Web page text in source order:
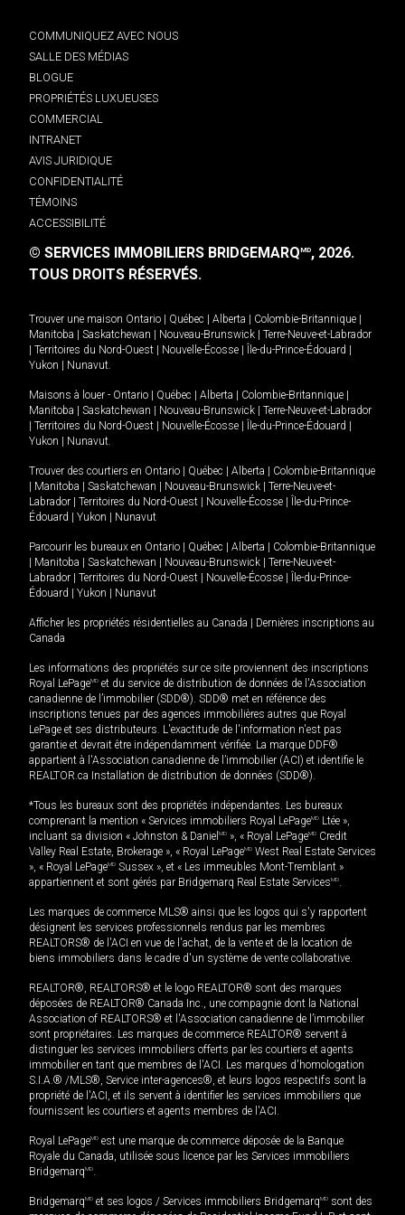
COMMUNIQUEZ AVEC NOUS
SALLE DES MÉDIAS
BLOGUE
PROPRIÉTÉS LUXUEUSES
COMMERCIAL
INTRANET
AVIS JURIDIQUE
CONFIDENTIALITÉ
TÉMOINS
ACCESSIBILITÉ
© SERVICES IMMOBILIERS BRIDGEMARQMD, 2026.
TOUS DROITS RÉSERVÉS.
Trouver une maison Ontario Québec Alberta Colombie-Britannique
Manitoba
Saskatchewan Nouveau-Brunswick
Terre-Neuve-et-Labrador
Territoires du Nord-Ouest Nouvelle-Écosse Île-du-Prince-Édouard
Yukon
Nunavut.
Maisons à louer - Ontario Québec Alberta Colombie-Britannique
Manitoba
Saskatchewan Nouveau-Brunswick
Terre-Neuve-et-Labrador
Territoires du Nord-Ouest Nouvelle-Écosse Île-du-Prince-Édouard
Yukon
Nunavut.
Trouver des courtiers en Ontario Québec Alberta
Colombie-Britannique
Manitoba Saskatchewan Nouveau-Brunswick
Terre-Neuve-et-
Labrador
Territoires du Nord-Ouest Nouvelle-Écosse
Île-du-Prince-
Édouard
Yukon Nunavut
Parcourir les bureaux en Ontario Québec Alberta
Colombie-Britannique
Manitoba Saskatchewan Nouveau-Brunswick
Terre-Neuve-et-
Labrador
Territoires du Nord-Ouest Nouvelle-Écosse
Île-du-Prince-
Édouard
Yukon Nunavut
Afficher les propriétés résidentielles au Canada
Dernières inscriptions au
Canada
Les informations des propriétés sur ce site proviennent des inscriptions
Royal LePageMD et du service de distribution de données de l'Association
canadienne de l’immobilier (SDD®). SDD® met en référence des
inscriptions tenues par des agences immobilières autres que Royal
LePage et ses distributeurs. L'exactitude de l'information n'est pas
garantie et devrait être indépendamment vérifiée. La marque DDF®
appartient à l'Association canadienne de l’immobilier (ACI) et identifie le
REALTOR.ca Installation de distribution de données (SDD®).
*Tous les bureaux sont des propriétés indépendantes. Les bureaux
comprenant la mention « Services immobiliers Royal LePageMD Ltée »,
incluant sa division « Johnston & Daniel MD », « Royal LePageMD Credit
Valley Real Estate, Brokerage », « Royal LePageMD West Real Estate Services
», « Royal LePageMD Sussex », et « Les immeubles Mont-Tremblant »
appartiennent et sont gérés par Bridgemarq Real Estate ServicesMD.
Les marques de commerce MLS® ainsi que les logos qui s'y rapportent
désignent les services professionnels rendus par les membres
REALTORS® de l'ACI en vue de l'achat, de la vente et de la location de
biens immobiliers dans le cadre d'un système de vente collaborative.
REALTOR®, REALTORS® et le logo REALTOR® sont des marques
déposées de REALTOR® Canada Inc., une compagnie dont la National
Association of REALTORS® et l'Association canadienne de l’immobilier
sont propriétaires. Les marques de commerce REALTOR® servent à
distinguer les services immobiliers offerts par les courtiers et agents
immobilier en tant que membres de l'ACI. Les marques d'homologation
S.I.A.® /MLS®, Service inter-agences®, et leurs logos respectifs sont la
propriété de l'ACI, et ils servent à identifier les services immobiliers que
fournissent les courtiers et agents membres de l'ACI.
Royal LePageMD est une marque de commerce déposée de la Banque
Royale du Canada, utilisée sous licence par les Services immobiliers
BridgemarqMD.
BridgemarqMD et ses logos / Services immobiliers BridgemarqMD sont des